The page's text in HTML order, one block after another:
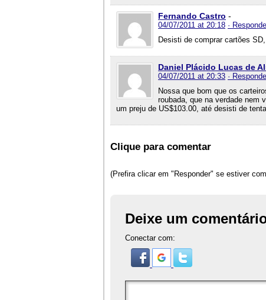
Fernando Castro -
04/07/2011 at 20:18 ·
Desisti de comprar cartões
Daniel Plácido Lucas de
04/07/2011 at 20:33 ·
Nossa que bom que os
roubada, que na verdade nem
um preju de US$103.00, até desisti de
Clique para comentar
(Prefira clicar em "Responder" se estiver
Deixe um
Conectar com: